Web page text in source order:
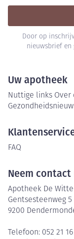
Door op
nieuwsbrief en
Uw apotheek
Nuttige links Over
FAQ
Neem
Apotheek De
Gentsesteenweg 5
9200
Telefoon: 052 21